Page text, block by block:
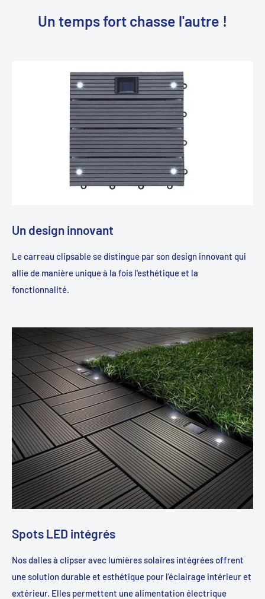
Un temps fort chasse l'autre !
Un design innovant
Le carreau clipsable se distingue par son design innovant qui
allie de manière unique à la fois l'esthétique et la
fonctionnalité.
Spots LED intégrés
Nos dalles à clipser avec lumières solaires intégrées offrent
une solution durable et esthétique pour l'éclairage intérieur et
extérieur. Elles permettent une alimentation électrique